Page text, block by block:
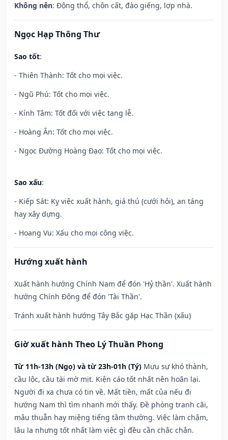
Không nên: Động thổ, chôn cất, đào giếng, lợp nhà.
Ngọc Hạp Thông Thư
Sao tốt:
- Thiên Thành: Tốt cho mọi việc.
- Ngũ Phú: Tốt cho mọi việc.
- Kính Tâm: Tốt đối với việc tang lễ.
- Hoàng Ân: Tốt cho mọi việc.
- Ngọc Đường Hoàng Đạo: Tốt cho mọi việc.
Sao xấu:
- Kiếp Sát: Kỵ việc xuất hành, giá thú (cưới hỏi), an táng
hay xây dựng.
- Hoang Vu: Xấu cho mọi công việc.
Hướng xuất hành
Xuất hành hướng Chính Nam để đón 'Hỷ thần'. Xuất hành
hướng Chính Đông để đón 'Tài Thần'.
Tránh xuất hành hướng Tây Bắc gặp Hạc Thần (xấu)
Giờ xuất hành Theo Lý Thuần Phong
Từ 11h-13h (Ngọ) và từ 23h-01h (Tý) Mưu sự khó thành,
cầu lộc, cầu tài mờ mịt. Kiện cáo tốt nhất nên hoãn lại.
Người đi xa chưa có tin về. Mất tiền, mất của nếu đi
hướng Nam thì tìm nhanh mới thấy. Đề phòng tranh cãi,
mâu thuẫn hay miệng tiếng tầm thường. Việc làm chậm,
lâu la nhưng tốt nhất làm việc gì đều cần chắc chắn.